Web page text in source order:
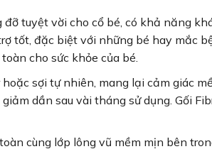
tuyệt vời cho cổ bé, có khả năng
tốt, đặc biệt với những bé hay mắc
cho sức khỏe của bé.
sợi tự nhiên, mang lại cảm giác
dần sau vài tháng sử dụng. Gối
cùng lớp lông vũ mềm mịn bên